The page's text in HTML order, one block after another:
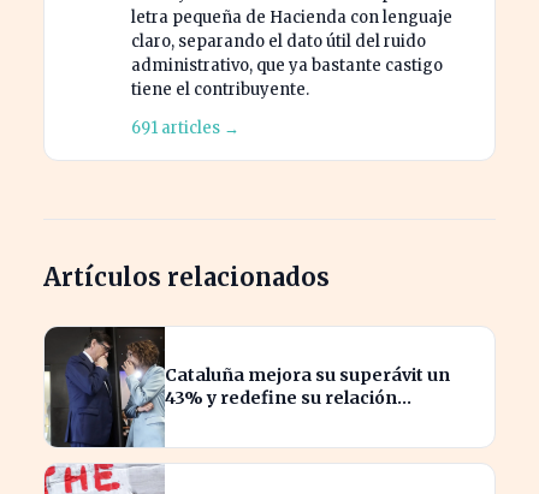
letra pequeña de Hacienda con lenguaje
claro, separando el dato útil del ruido
administrativo, que ya bastante castigo
tiene el contribuyente.
691 articles →
Artículos relacionados
Cataluña mejora su superávit un
43% y redefine su relación